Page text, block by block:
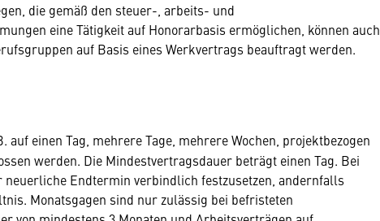
die gemäß den steuer-, arbeits- und
eine Tätigkeit auf Honorarbasis ermöglichen, können auch
auf Basis eines Werkvertrags beauftragt werden.
einen Tag, mehrere Tage, mehrere Wochen, projektbezogen
werden. Die Mindestvertragsdauer beträgt einen Tag. Bei
Endtermin verbindlich festzusetzen, andernfalls
Monatsgagen sind nur zulässig bei befristeten